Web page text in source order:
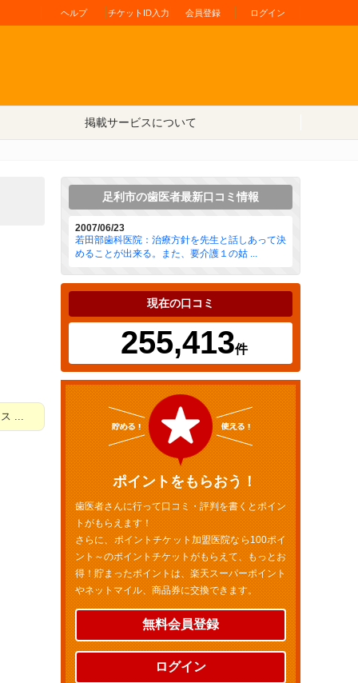
ヘルプ チケットID入力 会員登録 ログイン
掲載サービスについて
...
足利市の歯医者最新口コミ情報
2007/06/23
若田部歯科医院：治療方針を先生と話しあって決
めることが出来る。また、要介護１の姑 ...
現在の口コミ
255,413件
ポイントをもらおう！
歯医者さんに行って口コミ・評判を書くとポイン
トがもらえます！
さらに、ポイントチケット加盟医院なら100ポイ
ント～のポイントチケットがもらえて、もっとお
得！貯まったポイントは、楽天スーパーポイント
やネットマイル、商品券に交換できます。
無料会員登録
ログイン